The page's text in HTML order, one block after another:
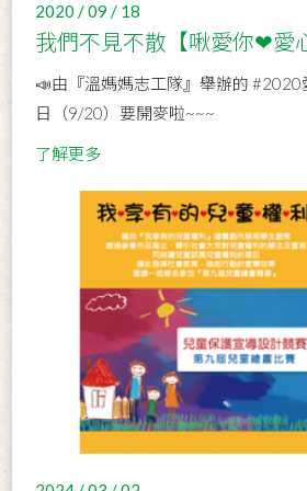
2020 / 09 / 18
我們不見不散【啾愛你❤愛
📣由『溫媽媽志工隊』舉辦的 #2020
日（9/20）要開麥啦~~~
了解更多